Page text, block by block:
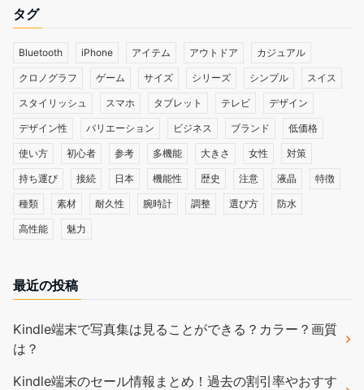
タグ
Bluetooth iPhone アイテム アウトドア カジュアル
クロノグラフ ゲーム サイズ シリーズ シンプル スイス
スタイリッシュ スマホ タブレット テレビ デザイン
デザイン性 バリエーション ビジネス ブランド 低価格
使い方 初心者 参考 多機能 大きさ 女性 対策
持ち運び 接続 日本 機能性 歴史 注意 液晶 特徴
種類 素材 耐久性 腕時計 調整 選び方 防水
高性能 魅力
最近の投稿
Kindle端末で写真集は見ることができる？カラー？画質
は？
Kindle端末のセール情報まとめ！過去の割引率やおすす